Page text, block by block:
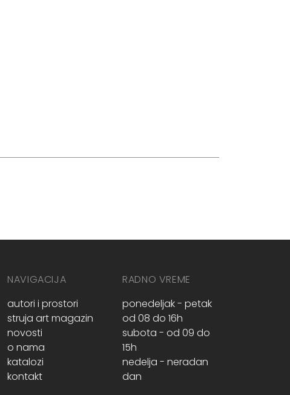
NAVIGACIJA
autori i prostori
struja art magazin
novosti
o nama
katalozi
kontakt
RADNO VREME
ponedeljak - petak
od 08 do 16h
subota - od 09 do
15h
nedelja - neradan
dan